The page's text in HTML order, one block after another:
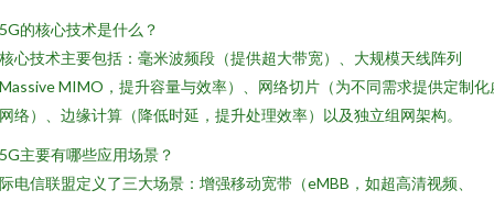
的核心技术是什么？
心技术主要包括：毫米波频段（提供超大带宽）、大规模天线阵列
MIMO，提升容量与效率）、网络切片（为不同需求提供定制化
络）、边缘计算（降低时延，提升处理效率）以及独立组网架构。
主要有哪些应用场景？
电信联盟定义了三大场景：增强移动宽带（eMBB，如超高清视频、